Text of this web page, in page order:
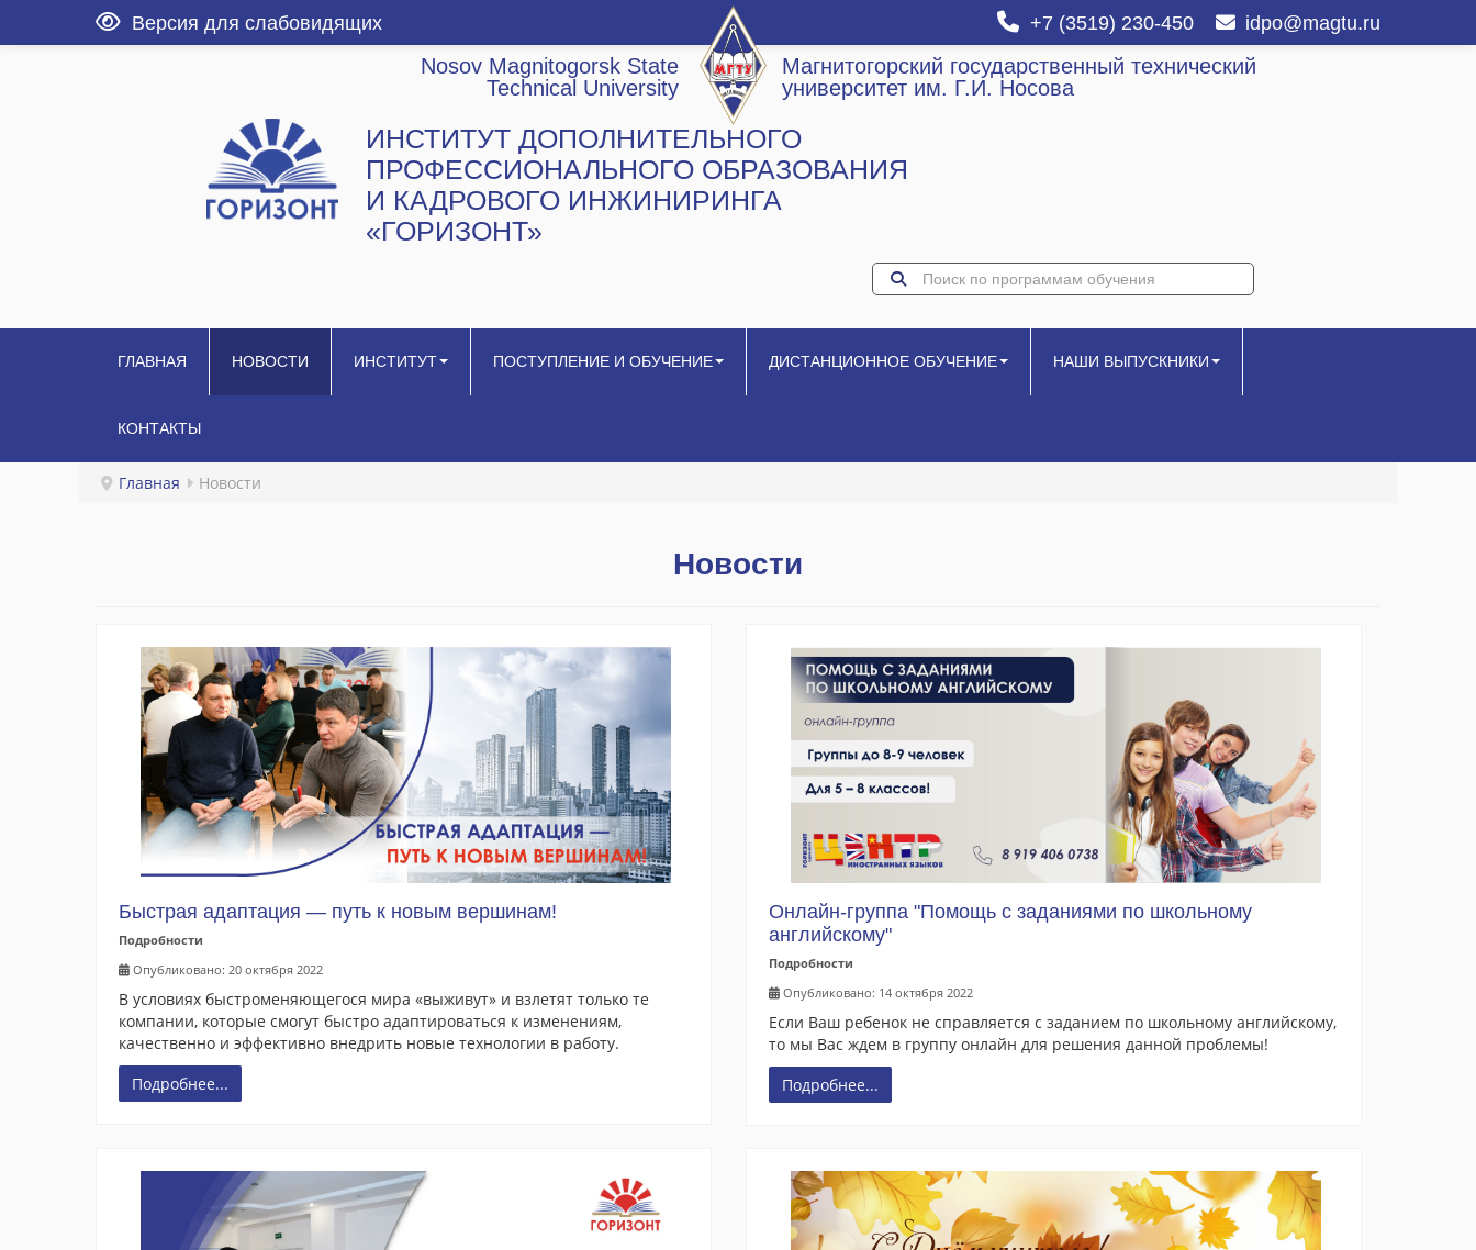
Версия для слабовидящих
Магнитогорский государственный технический
университет им. Г.И. Носова
Nosov Magnitogorsk State
Technical University
+7 (3519) 230-450 idpo@magtu.ru
ИНСТИТУТ ДОПОЛНИТЕЛЬНОГО
ПРОФЕССИОНАЛЬНОГО ОБРАЗОВАНИЯ
И КАДРОВОГО ИНЖИНИРИНГА
«ГОРИЗОНТ»
ГЛАВНАЯ НОВОСТИ ИНСТИТУТ ПОСТУПЛЕНИЕ И ОБУЧЕНИЕ ДИСТАНЦИОННОЕ ОБУЧЕНИЕ НАШИ ВЫПУСКНИКИ
КОНТАКТЫ
Главная Новости
Новости
Быстрая адаптация — путь к новым вершинам!
Подробности
Опубликовано: 20 октября 2022
В условиях быстроменяющегося мира «выживут» и взлетят только те
компании, которые смогут быстро адаптироваться к изменениям,
качественно и эффективно внедрить новые технологии в работу.
Подробнее...
Онлайн-группа "Помощь с заданиями по школьному
английскому"
Подробности
Опубликовано: 14 октября 2022
Если Ваш ребенок не справляется с заданием по школьному английскому,
то мы Вас ждем в группу онлайн для решения данной проблемы!
Подробнее...